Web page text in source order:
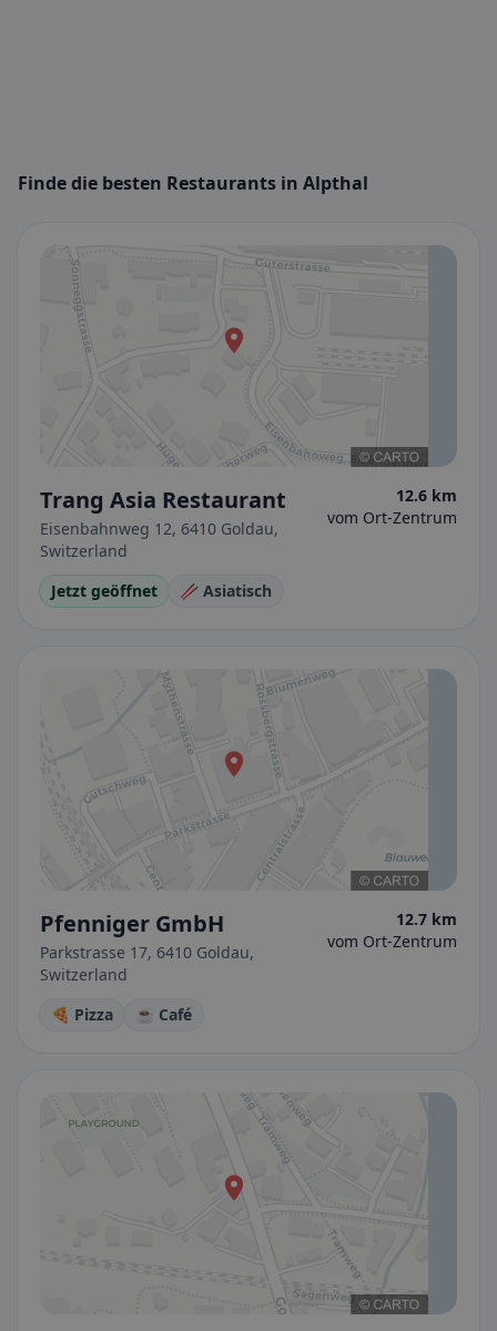
Finde die besten Restaurants in Alpthal
Trang Asia Restaurant
Eisenbahnweg 12, 6410 Goldau,
Switzerland
12.6 km
vom Ort-Zentrum
Jetzt geöffnet 🥢 Asiatisch
Pfenniger GmbH
Parkstrasse 17, 6410 Goldau,
Switzerland
12.7 km
vom Ort-Zentrum
🍕 Pizza ☕ Café